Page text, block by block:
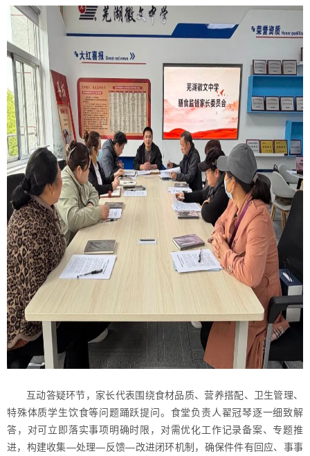
互动答疑环节，家长代表围绕食材品质、营养搭配、卫生管理、
特殊体质学生饮食等问题踊跃提问。食堂负责人翟冠琴逐一细致解
答，对可立即落实事项明确时限，对需优化工作记录备案、专题推
进，构建收集—处理—反馈—改进闭环机制，确保件件有回应、事事